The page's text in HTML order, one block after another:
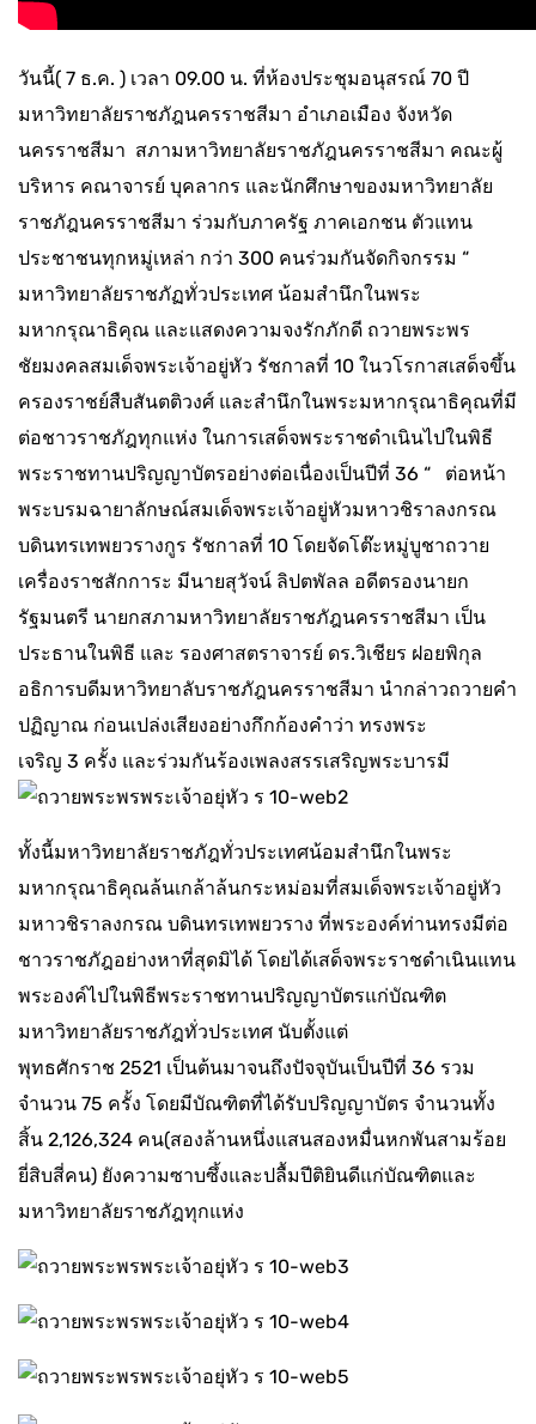
วันนี้( 7 ธ.ค. ) เวลา 09.00 น. ที่ห้องประชุมอนุสรณ์ 70 ปี
มหาวิทยาลัยราชภัฎนครราชสีมา อำเภอเมือง จังหวัด
นครราชสีมา สภามหาวิทยาลัยราชภัฎนครราชสีมา คณะผู้
บริหาร คณาจารย์ บุคลากร และนักศึกษาของมหาวิทยาลัย
ราชภัฎนครราชสีมา ร่วมกับภาครัฐ ภาคเอกชน ตัวแทน
ประชาชนทุกหมู่เหล่า กว่า 300 คนร่วมกันจัดกิจกรรม “
มหาวิทยาลัยราชภัฏทั่วประเทศ น้อมสำนึกในพระ
มหากรุณาธิคุณ และแสดงความจงรักภักดี ถวายพระพร
ชัยมงคลสมเด็จพระเจ้าอยู่หัว รัชกาลที่ 10 ในวโรกาสเสด็จขึ้น
ครองราชย์สืบสันตติวงศ์ และสำนึกในพระมหากรุณาธิคุณที่มี
ต่อชาวราชภัฎทุกแห่ง ในการเสด็จพระราชดำเนินไปในพิธี
พระราชทานปริญญาบัตรอย่างต่อเนื่องเป็นปีที่ 36 “ ต่อหน้า
พระบรมฉายาลักษณ์สมเด็จพระเจ้าอยู่หัวมหาวชิราลงกรณ
บดินทรเทพยวรางกูร รัชกาลที่ 10 โดยจัดโต๊ะหมู่บูชาถวาย
เครื่องราชสักการะ มีนายสุวัจน์ ลิปตพัลล อดีตรองนายก
รัฐมนตรี นายกสภามหาวิทยาลัยราชภัฎนครราชสีมา เป็น
ประธานในพิธี และ รองศาสตราจารย์ ดร.วิเชียร ฝอยพิกุล
อธิการบดีมหาวิทยาลับราชภัฎนครราชสีมา นำกล่าวถวายคำ
ปฏิญาณ ก่อนเปล่งเสียงอย่างกึกก้องคำว่า ทรงพระ
เจริญ 3 ครั้ง และร่วมกันร้องเพลงสรรเสริญพระบารมี
ทั้งนี้มหาวิทยาลัยราชภัฎทั่วประเทศน้อมสำนึกในพระ
มหากรุณาธิคุณล้นเกล้าล้นกระหม่อมที่สมเด็จพระเจ้าอยู่หัว
มหาวชิราลงกรณ บดินทรเทพยวราง ที่พระองค์ท่านทรงมีต่อ
ชาวราชภัฎอย่างหาที่สุดมิได้ โดยได้เสด็จพระราชดำเนินแทน
พระองค์ไปในพิธีพระราชทานปริญญาบัตรแก่บัณฑิต
มหาวิทยาลัยราชภัฎทั่วประเทศ นับตั้งแต่
พุทธศักราช 2521 เป็นต้นมาจนถึงปัจจุบันเป็นปีที่ 36 รวม
จำนวน 75 ครั้ง โดยมีบัณฑิตที่ได้รับปริญญาบัตร จำนวนทั้ง
สิ้น 2,126,324 คน(สองล้านหนึ่งแสนสองหมื่นหกพันสามร้อย
ยี่สิบสี่คน) ยังความซาบซึ้งและปลื้มปีติยินดีแก่บัณฑิตและ
มหาวิทยาลัยราชภัฎทุกแห่ง